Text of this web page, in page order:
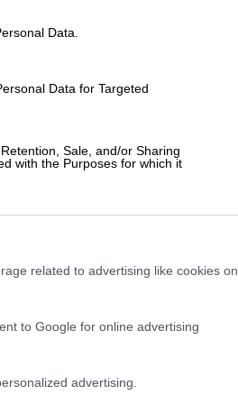
Data.
Data for Targeted
Sale, and/or Sharing
with the Purposes for which it
related to advertising like cookies on
to Google for online advertising
advertising.
21:38
τον 54χρονο
σμήναρχου
14:05
Αθήνα και το